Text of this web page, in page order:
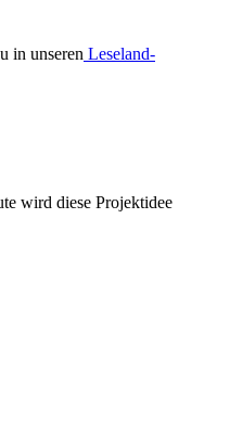
in unseren Leseland-
wird diese Projektidee